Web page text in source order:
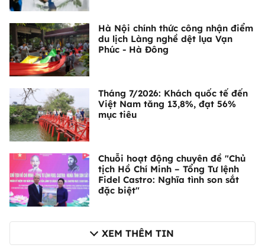
Hà Nội chính thức công nhận điểm
du lịch Làng nghề dệt lụa Vạn
Phúc - Hà Đông
Tháng 7/2026: Khách quốc tế đến
Việt Nam tăng 13,8%, đạt 56%
mục tiêu
Chuỗi hoạt động chuyên đề "Chủ
tịch Hồ Chí Minh – Tổng Tư lệnh
Fidel Castro: Nghĩa tình son sắt
đặc biệt"
XEM THÊM TIN